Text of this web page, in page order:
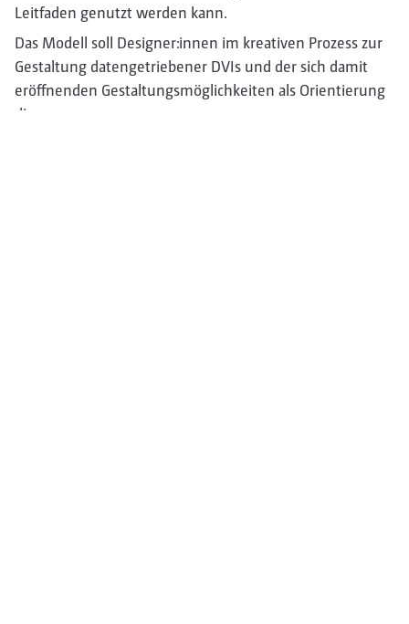
Leitfaden genutzt werden kann.
Das Modell soll Designer:innen im kreativen Prozess zur
Gestaltung datengetriebener DVIs und der sich damit
eröffnenden Gestaltungsmöglichkeiten als Orientierung
dienen.